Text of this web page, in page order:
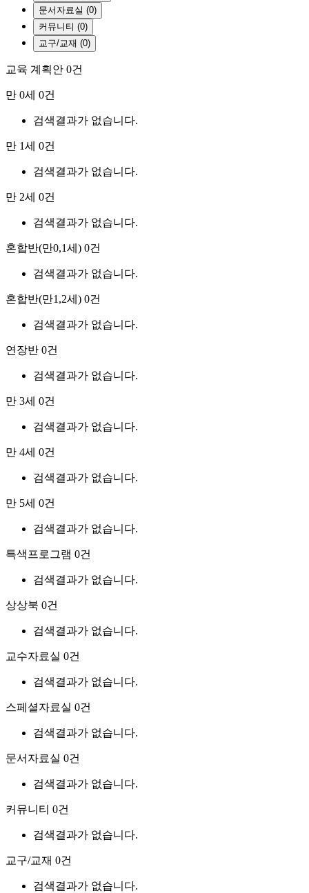
문서자료실 (0)
커뮤니티 (0)
교구/교재 (0)
교육 계획안 0건
만 0세 0건
검색결과가 없습니다.
만 1세 0건
검색결과가 없습니다.
만 2세 0건
검색결과가 없습니다.
혼합반(만0,1세) 0건
검색결과가 없습니다.
혼합반(만1,2세) 0건
검색결과가 없습니다.
연장반 0건
검색결과가 없습니다.
만 3세 0건
검색결과가 없습니다.
만 4세 0건
검색결과가 없습니다.
만 5세 0건
검색결과가 없습니다.
특색프로그램 0건
검색결과가 없습니다.
상상북 0건
검색결과가 없습니다.
교수자료실 0건
검색결과가 없습니다.
스페셜자료실 0건
검색결과가 없습니다.
문서자료실 0건
검색결과가 없습니다.
커뮤니티 0건
검색결과가 없습니다.
교구/교재 0건
검색결과가 없습니다.